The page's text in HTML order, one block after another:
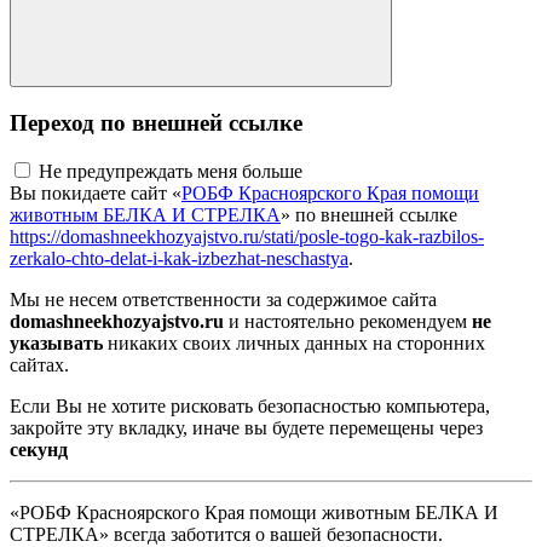
Переход по внешней ссылке
Не предупреждать меня больше
Вы покидаете сайт «РОБФ Красноярского Края помощи
животным БЕЛКА И СТРЕЛКА» по внешней ссылке
https://domashneekhozyajstvo.ru/stati/posle-togo-kak-razbilos-
zerkalo-chto-delat-i-kak-izbezhat-neschastya.
Мы не несем ответственности за содержимое сайта
domashneekhozyajstvo.ru и настоятельно рекомендуем не
указывать никаких своих личных данных на сторонних
сайтах.
Если Вы не хотите рисковать безопасностью компьютера,
закройте эту вкладку, иначе вы будете перемещены через
секунд
«РОБФ Красноярского Края помощи животным БЕЛКА И
СТРЕЛКА» всегда заботится о вашей безопасности.